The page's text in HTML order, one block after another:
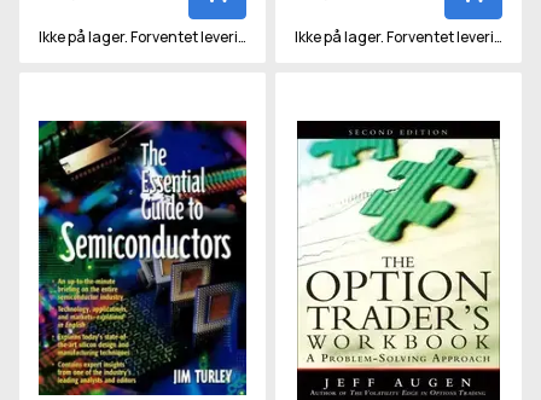
Ikke på lager. Forventet levering om ca. 15 hverdage Ikke på lager. Forventet levering om ca. 15 hverdage